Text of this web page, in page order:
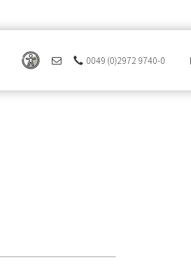
0049 (0)2972 9740-0